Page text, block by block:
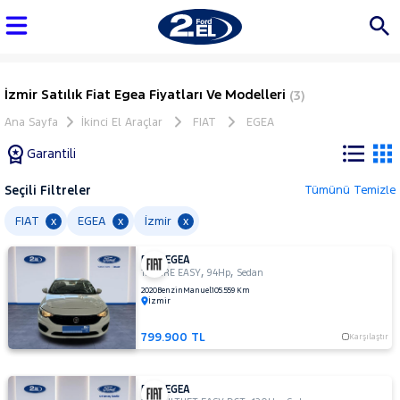
İzmir Satılık Fiat Egea Fiyatları Ve Modelleri (3)
Ana Sayfa İkinci El Araçlar FIAT EGEA
Garantili
Tüm
Araçlar
AUDI
BMC
BMW
BYD
Seçili Filtreler Tümünü Temizle
FIAT x EGEA x İzmir x
FIAT EGEA
1.4 FIRE EASY,94Hp, Sedan
2020Benzin Manuel105.559 Km
İzmir
799.900 TL Karşılaştır
FIAT EGEA